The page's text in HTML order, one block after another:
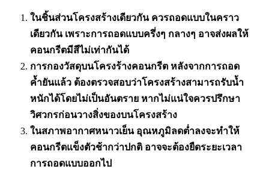
ในชิ้นส่วนโครงสร้างเดียวกัน ควรถอดแบบในคราว
เดียวกัน เพราะการถอดแบบครึ่งๆ กลางๆ อาจส่งผลให้
คอนกรีตมีสีไม่เท่ากันได้
การกองวัสดุบนโครงร้างคอนกรีต หลังจากการถอด
ค้ำยันแล้ว ต้องตรวจสอบว่าโครงสร้างสามารถรับน้ำ
หนักได้โดยไม่เป็นอันตราย หากไม่แน่ใจควรปรึกษา
วิศวกรก่อนวางสิ่งของบนโครงสร้าง
ในสภาพอากาศหนาวเย็น อุณหภูมิลดต่ำลงจะทำให้
คอนกรีตแข็งตัวช้ากว่าปกติ อาจจะต้องยืดระยะเวลา
การถอดแบบออกไป